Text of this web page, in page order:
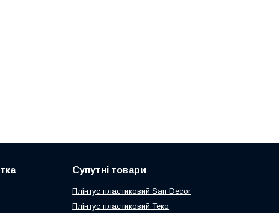
Супутні товари
Плінтус пластиковий San Decor
Плінтус пластиковий Теко